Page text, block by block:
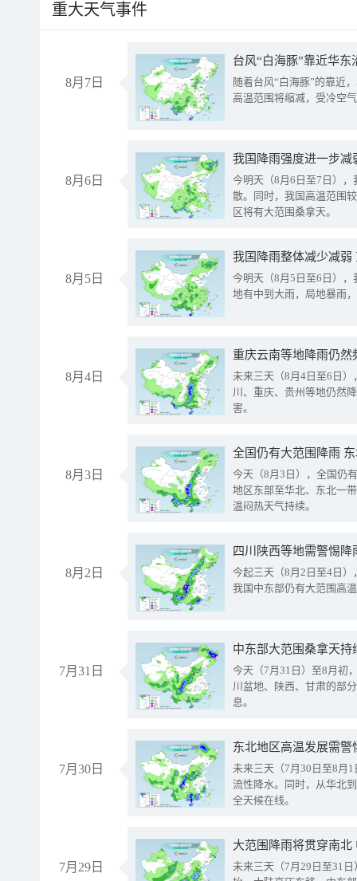
重大天气事件
8月7日
台风“白海豚”靠近华
随着台风“白海豚”的靠近
高温范围将缩减，受冷空
8月6日
今明天（8月6日至7日）
散。同时，我国高温范围
区将有大范围桑拿天。
8月5日
我国降雨整体减少减弱
今明天（8月5日至6日）
地有中到大雨，局地暴雨
8月4日
重庆云南等地降雨仍然
未来三天（8月4日至6日
川、重庆、贵州等地仍然
害。
8月3日
全国仍有大范围降雨
今天（8月3日），全国仍
地区东部至华北、东北一
温闷热天气持续。
8月2日
今起三天（8月2日至4日
我国中东部仍有大范围高
7月31日
中东部大范围桑拿天
今天（7月31日）至8月初
川盆地、陕西、甘肃的部
息。
7月30日
东北地区高温发展需
未来三天（7月30日至8月
流性降水。同时，从华北
全天候在线。
7月29日
大范围降雨将贯穿南
未来三天（7月29日至31